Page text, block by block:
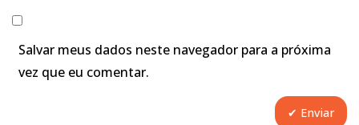
Salvar meus dados neste navegador para a próxima
vez que eu comentar.